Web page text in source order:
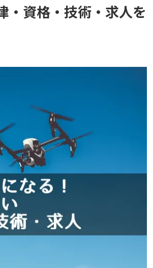
・資格・技術・求人を